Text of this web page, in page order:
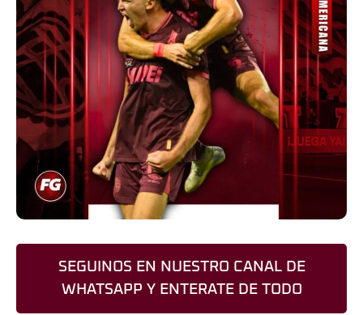
SEGUINOS EN NUESTRO CANAL DE
WHATSAPP Y ENTERATE DE TODO